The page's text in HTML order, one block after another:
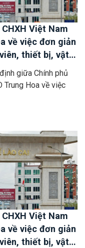
Việt Nam
về việc đơn giản
thiết bị, vật
xây dựng
tại cửa khẩu
giữa Chính phủ
Trung Hoa về việc
Việt Nam
về việc đơn giản
thiết bị, vật